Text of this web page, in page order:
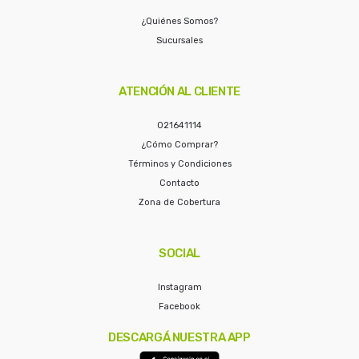
¿Quiénes Somos?
Sucursales
ATENCIÓN AL CLIENTE
021641114
¿Cómo Comprar?
Términos y Condiciones
Contacto
Zona de Cobertura
SOCIAL
Instagram
Facebook
DESCARGÁ NUESTRA APP